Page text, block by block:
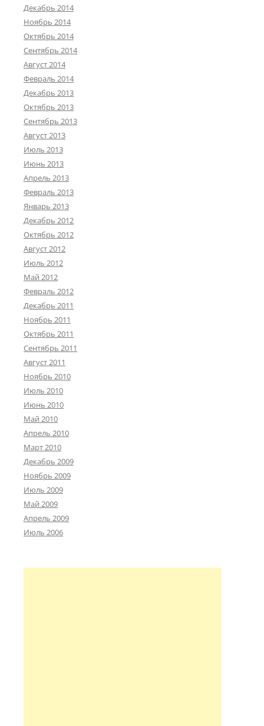
Декабрь 2014
Ноябрь 2014
Октябрь 2014
Сентябрь 2014
Август 2014
Февраль 2014
Декабрь 2013
Октябрь 2013
Сентябрь 2013
Август 2013
Июль 2013
Июнь 2013
Апрель 2013
Февраль 2013
Январь 2013
Декабрь 2012
Октябрь 2012
Август 2012
Июль 2012
Май 2012
Февраль 2012
Декабрь 2011
Ноябрь 2011
Октябрь 2011
Сентябрь 2011
Август 2011
Ноябрь 2010
Июль 2010
Июнь 2010
Май 2010
Апрель 2010
Март 2010
Декабрь 2009
Ноябрь 2009
Июль 2009
Май 2009
Апрель 2009
Июль 2006